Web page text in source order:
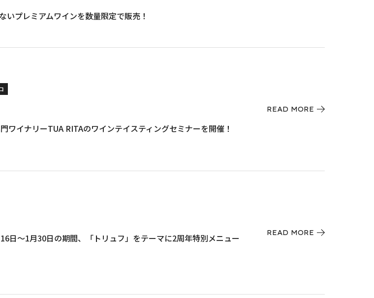
いプレミアムワインを数量限定で販売！
ワイナリーTUA RITAのワインテイスティングセミナーを開催！
READ MORE
日〜1月30日の期間、「トリュフ」をテーマに2周年特別メニュー
READ MORE